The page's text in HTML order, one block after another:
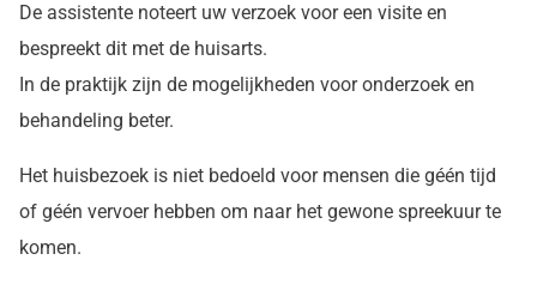
De assistente noteert uw verzoek voor een visite en
bespreekt dit met de huisarts.
In de praktijk zijn de mogelijkheden voor onderzoek en
behandeling beter.
Het huisbezoek is niet bedoeld voor mensen die géén tijd
of géén vervoer hebben om naar het gewone spreekuur te
komen.